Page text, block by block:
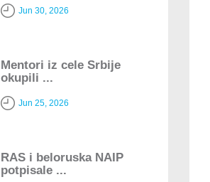
Jun 30, 2026
Mentori iz cele Srbije
okupili ...
Jun 25, 2026
RAS i beloruska NAIP
potpisale ...